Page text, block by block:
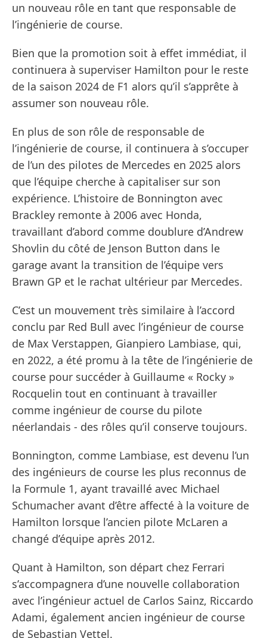
un nouveau rôle en tant que responsable de
l’ingénierie de course.
Bien que la promotion soit à effet immédiat, il
continuera à superviser Hamilton pour le reste
de la saison 2024 de F1 alors qu’il s’apprête à
assumer son nouveau rôle.
En plus de son rôle de responsable de
l’ingénierie de course, il continuera à s’occuper
de l’un des pilotes de Mercedes en 2025 alors
que l’équipe cherche à capitaliser sur son
expérience. L’histoire de Bonnington avec
Brackley remonte à 2006 avec Honda,
travaillant d’abord comme doublure d’Andrew
Shovlin du côté de Jenson Button dans le
garage avant la transition de l’équipe vers
Brawn GP et le rachat ultérieur par Mercedes.
C’est un mouvement très similaire à l’accord
conclu par Red Bull avec l’ingénieur de course
de Max Verstappen, Gianpiero Lambiase, qui,
en 2022, a été promu à la tête de l’ingénierie de
course pour succéder à Guillaume « Rocky »
Rocquelin tout en continuant à travailler
comme ingénieur de course du pilote
néerlandais - des rôles qu’il conserve toujours.
Bonnington, comme Lambiase, est devenu l’un
des ingénieurs de course les plus reconnus de
la Formule 1, ayant travaillé avec Michael
Schumacher avant d’être affecté à la voiture de
Hamilton lorsque l’ancien pilote McLaren a
changé d’équipe après 2012.
Quant à Hamilton, son départ chez Ferrari
s’accompagnera d’une nouvelle collaboration
avec l’ingénieur actuel de Carlos Sainz, Riccardo
Adami, également ancien ingénieur de course
de Sebastian Vettel.